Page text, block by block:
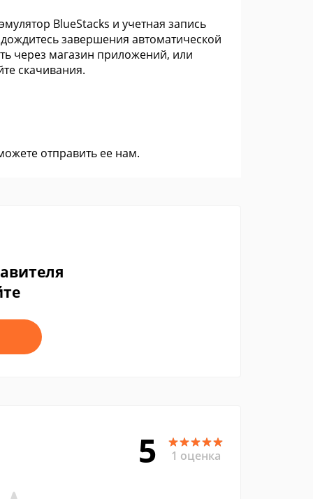
BlueStacks и учетная запись
завершения автоматической
через магазин приложений, или
скачивания.
отправить ее нам.
5 1 оценка